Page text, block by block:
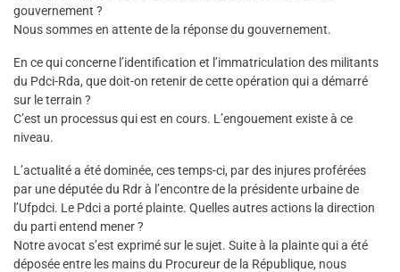
gouvernement ?
Nous sommes en attente de la réponse du gouvernement.
En ce qui concerne l’identification et l’immatriculation des militants
du Pdci-Rda, que doit-on retenir de cette opération qui a démarré
sur le terrain ?
C’est un processus qui est en cours. L’engouement existe à ce
niveau.
L’actualité a été dominée, ces temps-ci, par des injures proférées
par une députée du Rdr à l’encontre de la présidente urbaine de
l’Ufpdci. Le Pdci a porté plainte. Quelles autres actions la direction
du parti entend mener ?
Notre avocat s’est exprimé sur le sujet. Suite à la plainte qui a été
déposée entre les mains du Procureur de la République, nous